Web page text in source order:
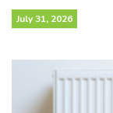
July 31, 2026